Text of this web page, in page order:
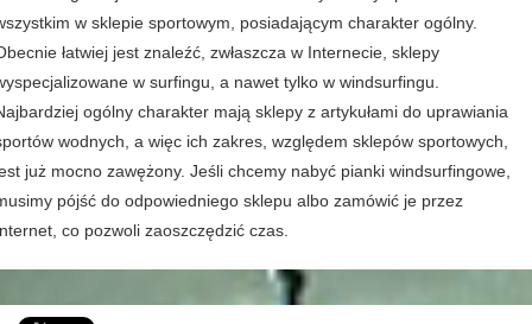
w sklepie sportowym, posiadającym charakter ogólny.
łatwiej jest znaleźć, zwłaszcza w Internecie, sklepy
w surfingu, a nawet tylko w windsurfingu.
ogólny charakter mają sklepy z artykułami do uprawiania
wodnych, a więc ich zakres, względem sklepów sportowych,
już mocno zawężony. Jeśli chcemy nabyć pianki windsurfingowe,
pójść do odpowiedniego sklepu albo zamówić je przez
co pozwoli zaoszczędzić czas.